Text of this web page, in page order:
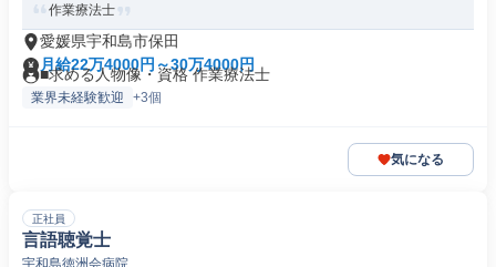
作業療法士
愛媛県宇和島市保田
月給22万4000円～30万4000円
■求める人物像・資格 作業療法士
業界未経験歓迎 +3個
気になる
正社員
言語聴覚士
宇和島徳洲会病院